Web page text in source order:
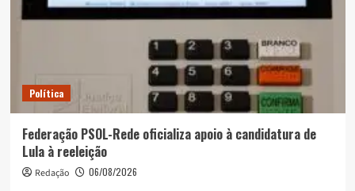
Política
Federação PSOL-Rede oficializa apoio à candidatura de
Lula à reeleição
Redação 06/08/2026